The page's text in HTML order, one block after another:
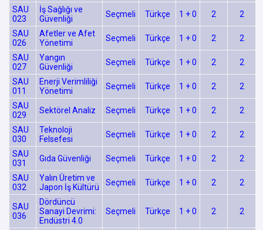
SAU
023
İş Sağlığı ve
Güvenliği
Seçmeli Türkçe 1 + 0 2 2
SAU
026
Afetler ve Afet
Yönetimi
Seçmeli Türkçe 1 + 0 2 2
SAU
027
Yangın
Güvenliği
Seçmeli Türkçe 1 + 0 2 2
SAU
011
Enerji Verimliliği
Yönetimi
Seçmeli Türkçe 1 + 0 2 2
SAU
029
Sektörel Analiz Seçmeli Türkçe 1 + 0 2 2
SAU
030
Teknoloji
Felsefesi
Seçmeli Türkçe 1 + 0 2 2
SAU
031
Gıda Güvenliği Seçmeli Türkçe 1 + 0 2 2
SAU
032
Yalın Üretim ve
Japon İş Kültürü
Seçmeli Türkçe 1 + 0 2 2
SAU
036
Dördüncü
Sanayi Devrimi:
Endüstri 4.0
Seçmeli Türkçe 1 + 0 2 2